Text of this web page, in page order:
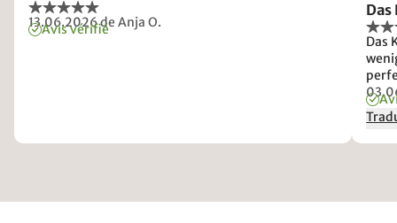
13.06.2026de Anja O.
Avis vérifié
Das